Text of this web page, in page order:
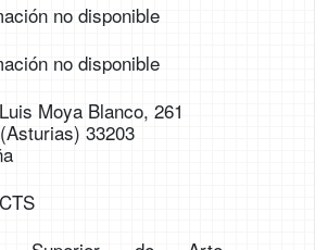
no disponible
no disponible
Moya Blanco, 261
33203